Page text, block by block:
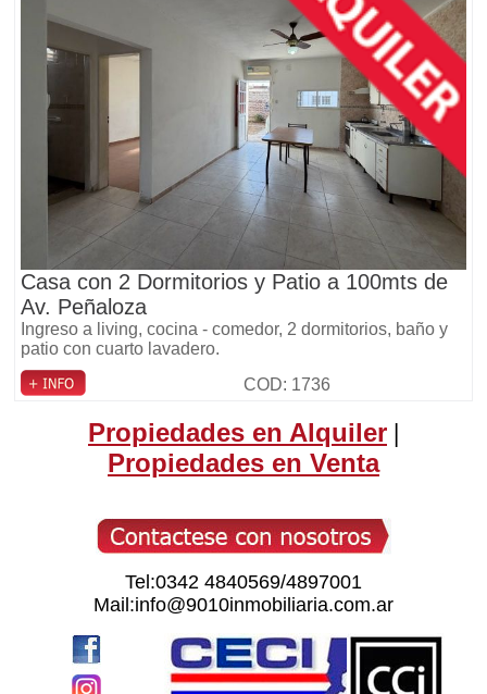
Casa con 2 Dormitorios y Patio a 100mts de
Av. Peñaloza
Ingreso a living, cocina - comedor, 2 dormitorios, baño y
patio con cuarto lavadero.
COD: 1736
Propiedades en Alquiler|
Propiedades en Venta
Tel:0342 4840569/4897001
Mail:info@9010inmobiliaria.com.ar